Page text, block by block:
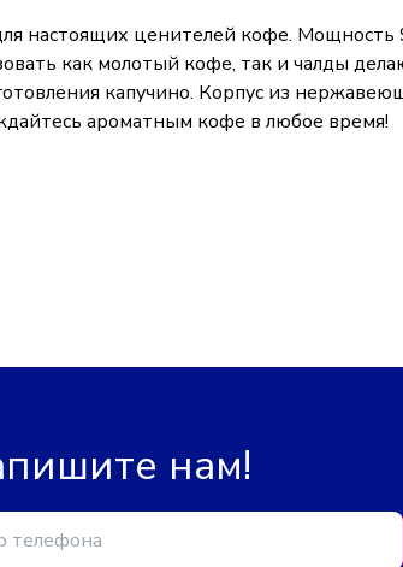
настоящих ценителей кофе.
как молотый кофе, так и чалды
капучино. Корпус из
ароматным кофе в любое время!
нам!